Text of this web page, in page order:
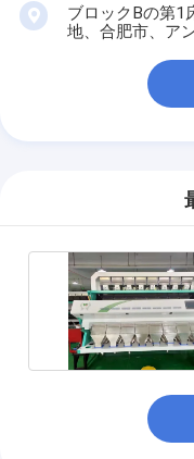
ブロックBの第1
地、合肥市、ア